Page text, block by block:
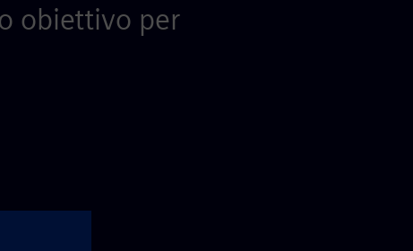
obiettivo per